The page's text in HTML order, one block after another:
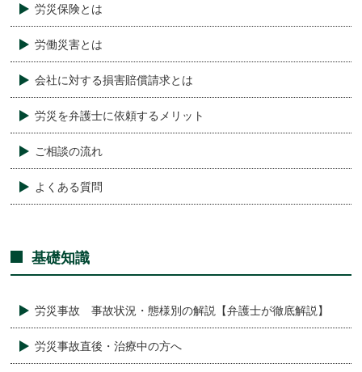
労災保険とは
労働災害とは
会社に対する損害賠償請求とは
労災を弁護士に依頼するメリット
ご相談の流れ
よくある質問
基礎知識
労災事故 事故状況・態様別の解説【弁護士が徹底解説】
労災事故直後・治療中の方へ